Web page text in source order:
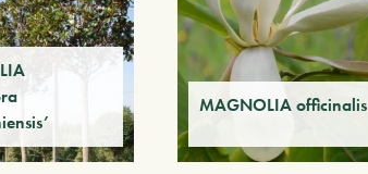
MAGNOLIA officinalis